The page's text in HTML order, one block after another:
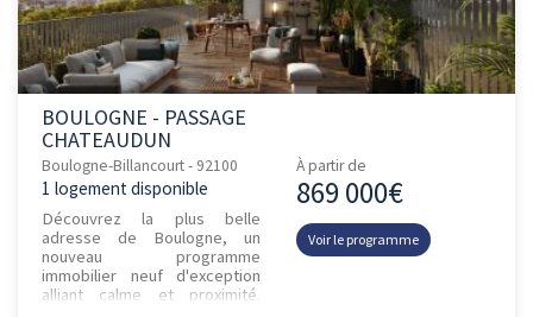
BOULOGNE - PASSAGE
CHATEAUDUN
Boulogne-Billancourt - 92100
1 logement disponible
Découvrez la plus belle
adresse de Boulogne, un
nouveau programme
immobilier neuf d'exception
alliant calme et proximité.
À partir de
869 000€
Voir le programme